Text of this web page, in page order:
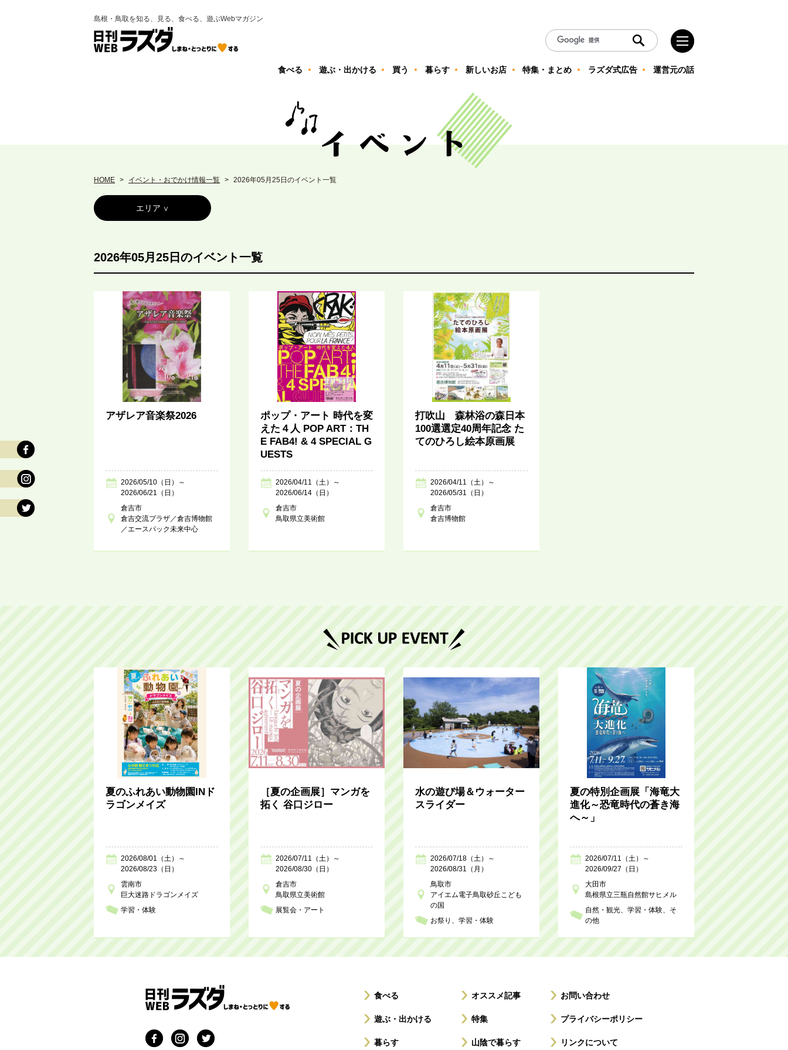
島根・鳥取を知る、見る、食べる、遊ぶWebマガジン
食べる 遊ぶ・出かける 買う 暮らす 新しいお店 特集・まとめ ラズダ式広告 運営元の話
HOME イベント・おでかけ情報一覧 2026年05月25日のイベント一覧
エリア
2026年05月25日のイベント一覧
アザレア音楽祭2026
2026/05/10（日）～
2026/06/21（日）
倉吉市
倉吉交流プラザ／倉吉博物館
／エースパック未来中心
ポップ・アート 時代を変
えた４人 POP ART：TH
E FAB4! & 4 SPECIAL G
UESTS
2026/04/11（土）～
2026/06/14（日）
倉吉市
鳥取県立美術館
打吹山 森林浴の森日本
100選選定40周年記念 た
てのひろし絵本原画展
2026/04/11（土）～
2026/05/31（日）
倉吉市
倉吉博物館
夏のふれあい動物園INド
ラゴンメイズ
2026/08/01（土）～
2026/08/23（日）
雲南市
巨大迷路ドラゴンメイズ
学習・体験
［夏の企画展］マンガを
拓く 谷口ジロー
2026/07/11（土）～
2026/08/30（日）
倉吉市
鳥取県立美術館
展覧会・アート
水の遊び場＆ウォーター
スライダー
2026/07/18（土）～
2026/08/31（月）
鳥取市
アイエム電子鳥取砂丘こども
の国
お祭り
学習・体験
夏の特別企画展「海竜大
進化～恐竜時代の蒼き海
へ～」
2026/07/11（土）～
2026/09/27（日）
大田市
島根県立三瓶自然館サヒメル
自然・観光
学習・体験
そ
の他
食べる
遊ぶ・出かける
暮らす
オススメ記事
特集
山陰で暮らす
お問い合わせ
プライバシーポリシー
リンクについて